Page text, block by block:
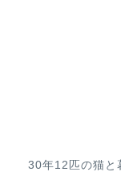
30年12匹の猫と